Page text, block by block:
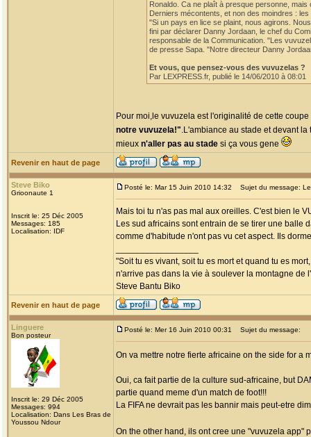
Ronaldo. Ca ne plaît à presque personne,
Derniers mécontents, et non des moindres :
"Si un pays en lice se plaint, nous agirons.
fini par déclarer Danny Jordaan, le chef du
responsable de la Communication. "Les
de presse Sapa. "Notre directeur Danny
Et vous, que pensez-vous des vuvuzelas ?
Par LEXPRESS.fr, publié le 14/06/2010 à 08:01
Pour moi,le vuvuzela est l'originalité de cette
notre vuvuzela!".L'ambiance au stade et devant
mieux n'aller pas au stade si ça vous gene
Revenir en haut de page
Steve Biko
Grioonaute 1
Inscrit le: 25 Déc 2005
Messages: 185
Localisation: IDF
Posté le: Mar 15 Juin 2010 14:32 Sujet du message:
Mais toi tu n'as pas mal aux oreilles. C'est bien le
Les sud africains sont entrain de se tirer une balle
comme d'habitude n'ont pas vu cet aspect. Ils
"Soit tu es vivant, soit tu es mort et quand tu es
n'arrive pas dans la vie à soulever la montagne de
Steve Bantu Biko
Revenir en haut de page
Linguere
Bon posteur
Inscrit le: 29 Déc 2005
Messages: 994
Localisation: Dans Les Bras de
Youssou Ndour
Posté le: Mer 16 Juin 2010 00:31 Sujet du message:
On va mettre notre fierte africaine on the side for a
Oui, ca fait partie de la culture sud-africaine, but
partie quand meme d'un match de foot!!!
La FIFA ne devrait pas les bannir mais peut-etre
On the other hand, ils ont cree une "vuvuzela app"